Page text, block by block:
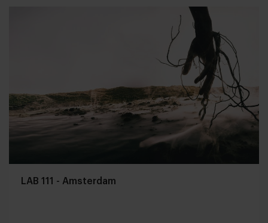
LAB 111 - Amsterdam